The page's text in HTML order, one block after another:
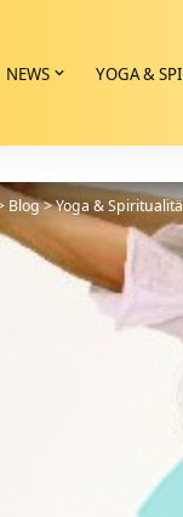
NEWS YOGA &
Blog>Yoga &